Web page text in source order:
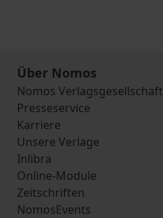
Über Nomos
Nomos Verlagsgesellschaft
Presseservice
Karriere
Unsere Verlage
Inlibra
Online-Module
Zeitschriften
NomosEvents